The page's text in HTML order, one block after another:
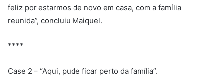
feliz por estarmos de novo em casa, com a família
reunida”, concluiu Maiquel.
****
Case 2 – “Aqui, pude ficar perto da família”.